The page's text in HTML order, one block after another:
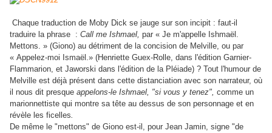
Chaque traduction de Moby Dick se jauge sur son incipit : faut-il
traduire la phrase : Call me Ishmael, par « Je m'appelle Ishmaël.
Mettons. » (Giono) au détriment de la concision de Melville, ou par
« Appelez-moi Ismaël.» (Henriette Guex-Rolle, dans l'édition Garnier-
Flammarion, et Jaworski dans l'édition de la Pléiade) ? Tout l'humour de
Melville est déjà présent dans cette distanciation avec son narrateur, où
il nous dit presque appelons-le Ishmael, "si vous y tenez", comme un
marionnettiste qui montre sa tête au dessus de son personnage et en
révèle les ficelles.
De même le "mettons" de Giono est-il, pour Jean Jamin, signe "de